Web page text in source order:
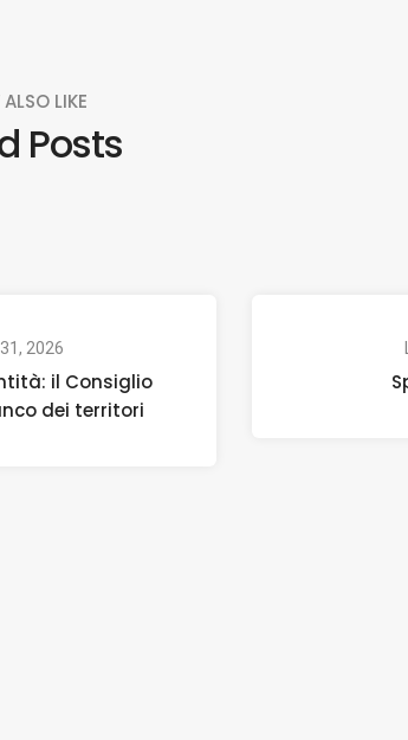
LIKE
Posts
31, 2026
il Consiglio
dei territori